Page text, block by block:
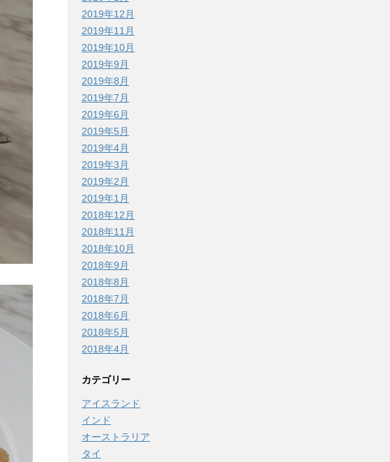
2019年12月
2019年11月
2019年10月
2019年9月
2019年8月
2019年7月
2019年6月
2019年5月
2019年4月
2019年3月
2019年2月
2019年1月
2018年12月
2018年11月
2018年10月
2018年9月
2018年8月
2018年7月
2018年6月
2018年5月
2018年4月
カテゴリー
アイスランド
インド
オーストラリア
タイ